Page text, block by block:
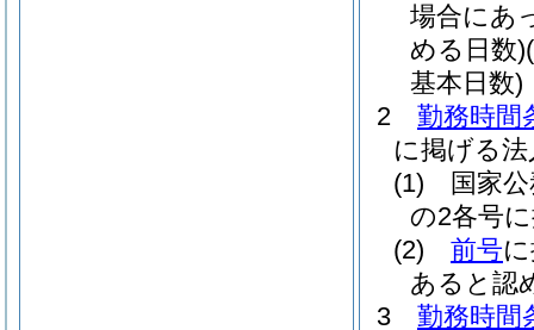
場合にあ
める日数)
基本日数)
2
勤務時間
に掲げる
(1)
国家
の2各号
(2)
前号
あると認
3
勤務時間